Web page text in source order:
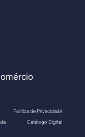
Política de Privacidade
Catálogo Digital